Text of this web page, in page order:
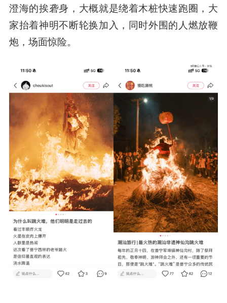
澄海的挨砻身，大概就是绕着木桩快速跑圈，大
家抬着神明不断轮换加入，同时外围的人燃放鞭
炮，场面惊险。